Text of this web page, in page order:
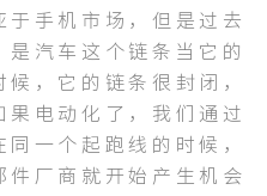
于手机市场，但是过去
汽车这个链条当它的
，它的链条很封闭，
果电动化了，我们通过
一个起跑线的时候，
件厂商就开始产生机会